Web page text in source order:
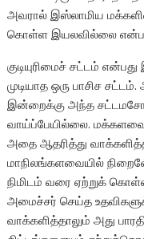
அவரால் இஸ்லாமிய
கொள்ள இயலவில்லை
குடியுரிமைச் சட்டம்
முடியாத ஒரு பாசிச
இன்றைக்கு அந்த
வாய்ப்பேயில்லை.
அதை ஆதரித்து
மாநிலங்களவையில்
நிமிடம் வரை ஏற்றுக்
அமைச்சர் செய்த
வாக்களித்தாலும் அது